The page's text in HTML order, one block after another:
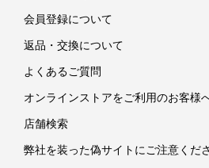
会員登録について
返品・交換について
よくあるご質問
オンラインストアをご利用のお客様
店舗検索
弊社を装った偽サイトにご注意くだ